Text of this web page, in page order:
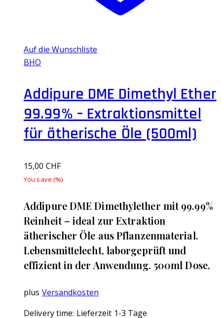
Auf die Wunschliste
BHO
Addipure DME Dimethyl Ether
99.99% – Extraktionsmittel
für ätherische Öle (500ml)
15,00 CHF
You save (%)
Addipure DME Dimethylether mit 99.99%
Reinheit – ideal zur Extraktion
ätherischer Öle aus Pflanzenmaterial.
Lebensmittelecht, laborgeprüft und
effizient in der Anwendung. 500ml Dose.
plus Versandkosten
Delivery time: Lieferzeit 1-3 Tage